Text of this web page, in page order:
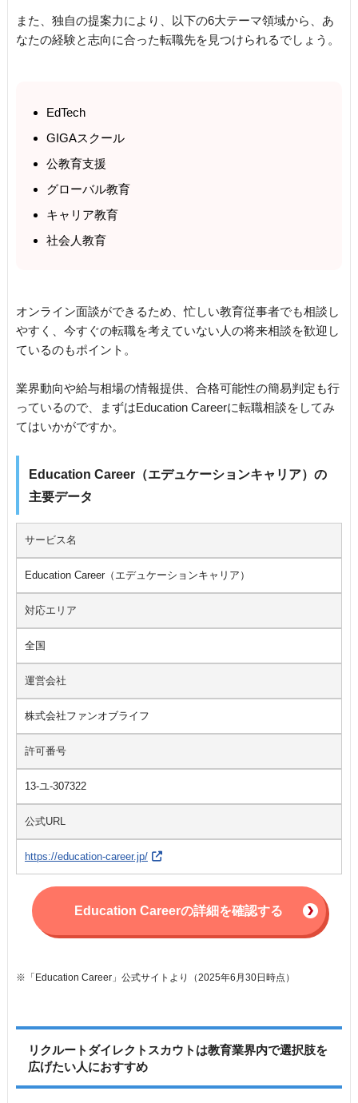
また、独自の提案力により、以下の6大テーマ領域から、あ
なたの経験と志向に合った転職先を見つけられるでしょう。
EdTech
GIGAスクール
公教育支援
グローバル教育
キャリア教育
社会人教育
オンライン面談ができるため、忙しい教育従事者でも相談し
やすく、今すぐの転職を考えていない人の将来相談を歓迎し
ているのもポイント。
業界動向や給与相場の情報提供、合格可能性の簡易判定も行
っているので、まずはEducation Careerに転職相談をしてみ
てはいかがですか。
Education Career（エデュケーションキャリア）の
主要データ
サービス名
Education Career（エデュケーションキャリア）
対応エリア
全国
運営会社
株式会社ファンオブライフ
許可番号
13-ユ-307322
公式URL
https://education-career.jp/
Education Careerの詳細を確認する
※「Education Career」公式サイトより（2025年6月30日時点）
リクルートダイレクトスカウトは教育業界内で選択肢を
広げたい人におすすめ